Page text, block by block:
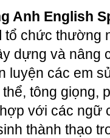
Anh English
tổ chức thường
dựng và nâng
luyện các em
tông giọng,
với các ngữ
thành thạo